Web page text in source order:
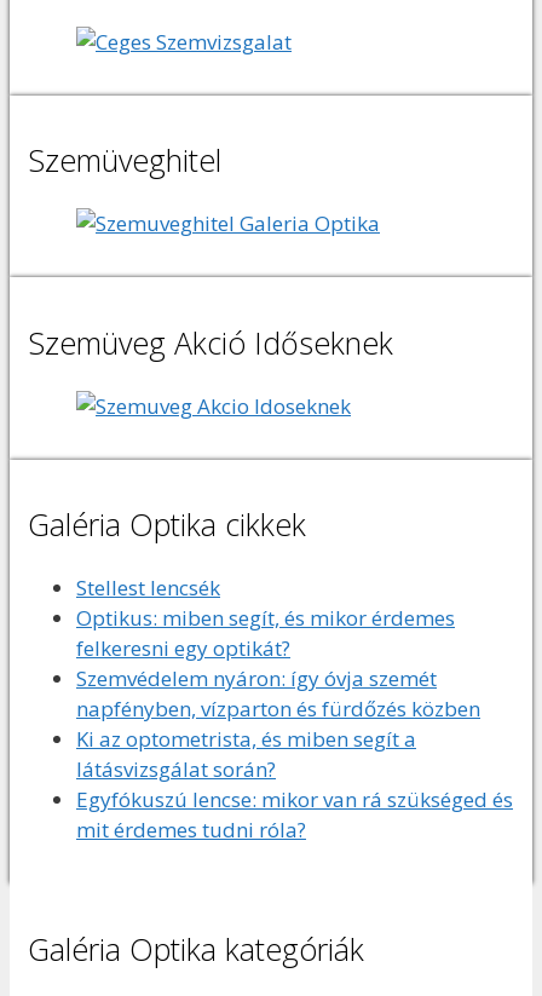
Szemüveghitel
Szemüveg Akció Időseknek
Galéria Optika cikkek
Stellest lencsék
Optikus: miben segít, és mikor érdemes
felkeresni egy optikát?
Szemvédelem nyáron: így óvja szemét
napfényben, vízparton és fürdőzés közben
Ki az optometrista, és miben segít a
látásvizsgálat során?
Egyfókuszú lencse: mikor van rá szükséged és
mit érdemes tudni róla?
Galéria Optika kategóriák